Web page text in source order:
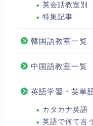
英会話教室別
特集記事
韓国語教室一覧
中国語教室一覧
英語学習・英単
カタカナ英語
英語で何て言